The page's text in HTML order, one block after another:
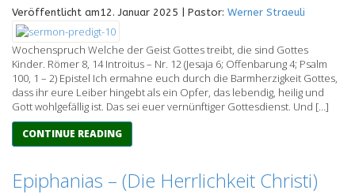
Veröffentlicht am12. Januar 2025 | Pastor: Werner Straeuli
Wochenspruch Welche der Geist Gottes treibt, die sind Gottes
Kinder. Römer 8, 14 Introitus – Nr. 12 (Jesaja 6; Offenbarung 4; Psalm
100, 1 – 2) Epistel Ich ermahne euch durch die Barmherzigkeit Gottes,
dass ihr eure Leiber hingebt als ein Opfer, das lebendig, heilig und
Gott wohlgefällig ist. Das sei euer vernünftiger Gottesdienst. Und […]
CONTINUE READING
Epiphanias – (Die Herrlichkeit Christi)